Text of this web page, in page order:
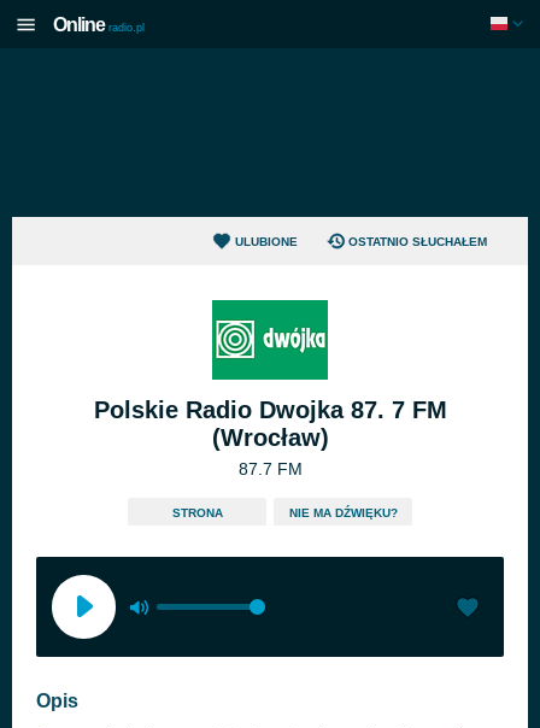
Online radio.pl
ULUBIONE OSTATNIO SŁUCHAŁEM
Polskie Radio Dwojka 87. 7 FM
(Wrocław)
87.7 FM
STRONA NIE MA DŹWIĘKU?
Opis